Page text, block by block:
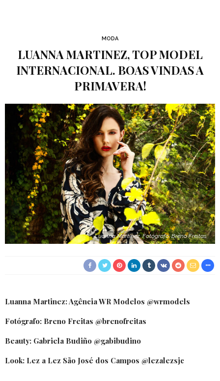
MODA
LUANNA MARTINEZ, TOP MODEL
INTERNACIONAL. BOAS VINDAS A
PRIMAVERA!
Luanna Martinez. Fotógrafo: Breno Freitas
Luanna Martinez: Agência WR Modelos @wrmodels
Fotógrafo: Breno Freitas @brenofreitas
Beauty: Gabriela Budiño @gabibudino
Look: Lez a Lez São José dos Campos @lezalezsjc